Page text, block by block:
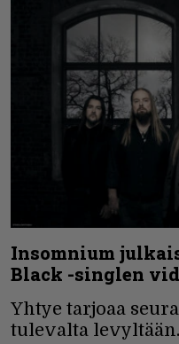
Insomnium
Black -singlen
Yhtye tarjoaa
tulevalta levyltään.